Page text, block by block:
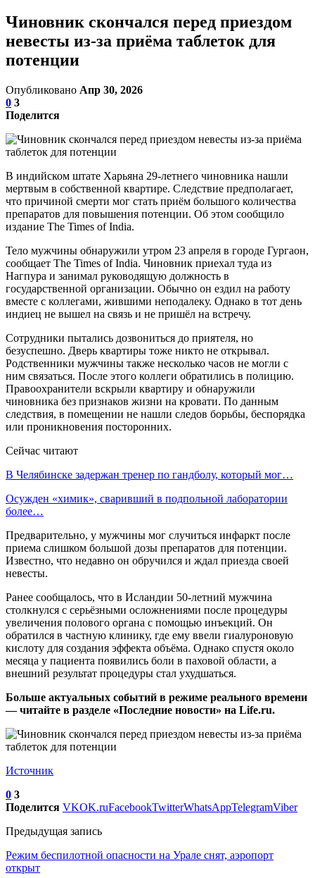
Чиновник скончался перед приездом
невесты из-за приёма таблеток для
потенции
Опубликовано Апр 30, 2026
0 3
Поделится
В индийском штате Харьяна 29-летнего чиновника нашли
мертвым в собственной квартире. Следствие предполагает,
что причиной смерти мог стать приём большого количества
препаратов для повышения потенции. Об этом сообщило
издание The Times of India.
Тело мужчины обнаружили утром 23 апреля в городе Гургаон,
сообщает The Times of India. Чиновник приехал туда из
Нагпура и занимал руководящую должность в
государственной организации. Обычно он ездил на работу
вместе с коллегами, жившими неподалеку. Однако в тот день
индиец не вышел на связь и не пришёл на встречу.
Сотрудники пытались дозвониться до приятеля, но
безуспешно. Дверь квартиры тоже никто не открывал.
Родственники мужчины также несколько часов не могли с
ним связаться. После этого коллеги обратились в полицию.
Правоохранители вскрыли квартиру и обнаружили
чиновника без признаков жизни на кровати. По данным
следствия, в помещении не нашли следов борьбы, беспорядка
или проникновения посторонних.
Сейчас читают
В Челябинске задержан тренер по гандболу, который мог…
Осужден «химик», сваривший в подпольной лаборатории
более…
Предварительно, у мужчины мог случиться инфаркт после
приема слишком большой дозы препаратов для потенции.
Известно, что недавно он обручился и ждал приезда своей
невесты.
Ранее сообщалось, что в Исландии 50-летний мужчина
столкнулся с серьёзными осложнениями после процедуры
увеличения полового органа с помощью инъекций. Он
обратился в частную клинику, где ему ввели гиалуроновую
кислоту для создания эффекта объёма. Однако спустя около
месяца у пациента появились боли в паховой области, а
внешний результат процедуры стал ухудшаться.
Больше актуальных событий в режиме реального времени
— читайте в разделе «Последние новости» на Life.ru.
Источник
0 3
Поделится VKOK.ruFacebookTwitterWhatsAppTelegramViber
Предыдущая запись
Режим беспилотной опасности на Урале снят, аэропорт
открыт